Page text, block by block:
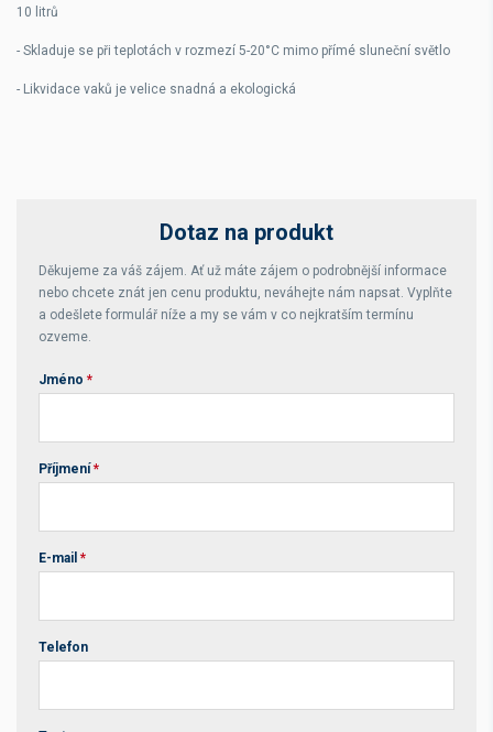
10 litrů
- Skladuje se při teplotách v rozmezí 5-20°C mimo přímé sluneční světlo
- Likvidace vaků je velice snadná a ekologická
Dotaz na produkt
Děkujeme za váš zájem. Ať už máte zájem o podrobnější informace
nebo chcete znát jen cenu produktu, neváhejte nám napsat. Vyplňte
a odešlete formulář níže a my se vám v co nejkratším termínu
ozveme.
Jméno *
Příjmení *
E-mail *
Telefon